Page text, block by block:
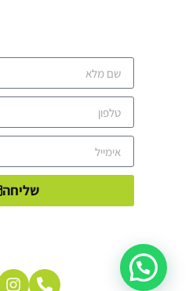
שליחה